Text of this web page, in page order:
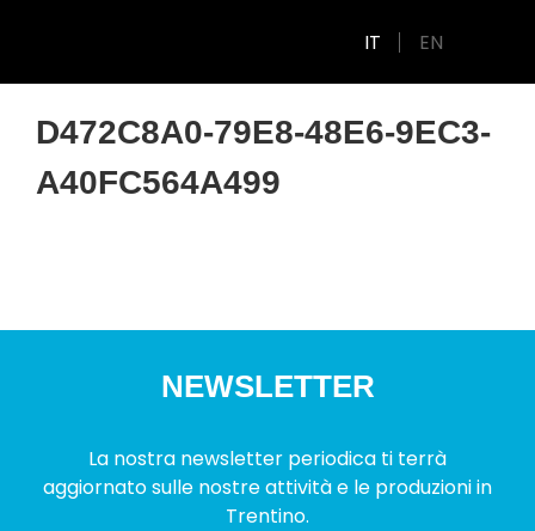
IT EN
D472C8A0-79E8-48E6-9EC3-
A40FC564A499
NEWSLETTER
La nostra newsletter periodica ti terrà
aggiornato sulle nostre attività e le produzioni in
Trentino.